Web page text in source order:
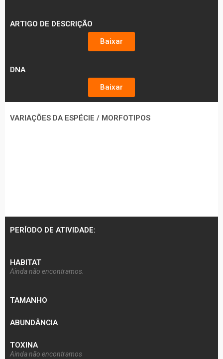
ARTIGO DE DESCRIÇÃO
Baixar
DNA
Baixar
VARIAÇÕES DA ESPÉCIE / MORFOTIPOS
PERÍODO DE ATIVIDADE:
HABITAT
Ainda não encontramos.
TAMANHO
ABUNDÂNCIA
TOXINA
Ainda não encontramos